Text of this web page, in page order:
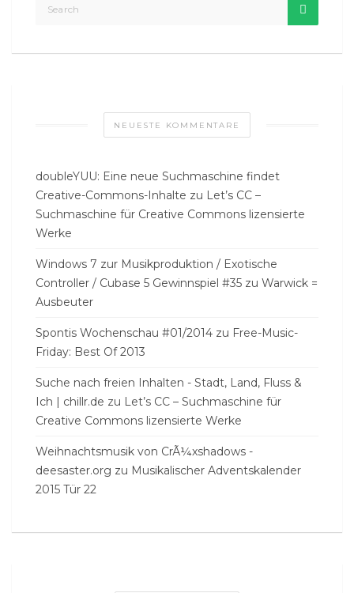
NEUESTE KOMMENTARE
doubleYUU: Eine neue Suchmaschine findet
Creative-Commons-Inhalte zu Let’s CC –
Suchmaschine für Creative Commons lizensierte
Werke
Windows 7 zur Musikproduktion / Exotische
Controller / Cubase 5 Gewinnspiel #35 zu Warwick =
Ausbeuter
Spontis Wochenschau #01/2014 zu Free-Music-
Friday: Best Of 2013
Suche nach freien Inhalten - Stadt, Land, Fluss &
Ich | chillr.de zu Let’s CC – Suchmaschine für
Creative Commons lizensierte Werke
Weihnachtsmusik von CrÃ¼xshadows -
deesaster.org zu Musikalischer Adventskalender
2015 Tür 22